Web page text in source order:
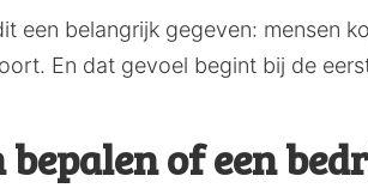
een belangrijk gegeven: mensen
En dat gevoel begint bij de
bepalen of een